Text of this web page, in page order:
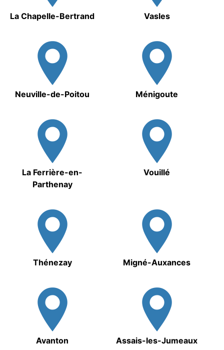
La Chapelle-Bertrand Vasles
Neuville-de-Poitou Ménigoute
La Ferrière-en-
Parthenay
Vouillé
Thénezay Migné-Auxances
Avanton Assais-les-Jumeaux